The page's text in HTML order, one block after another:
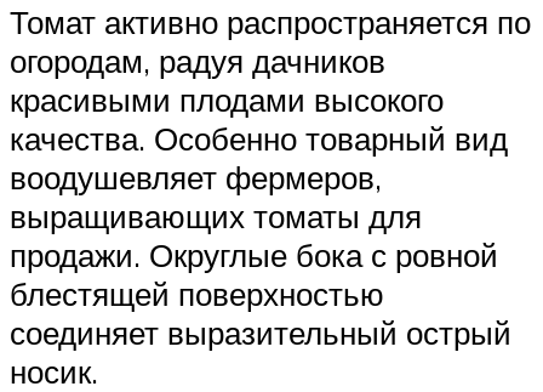
Томат активно распространяется по
огородам, радуя дачников
красивыми плодами высокого
качества. Особенно товарный вид
воодушевляет фермеров,
выращивающих томаты для
продажи. Округлые бока с ровной
блестящей поверхностью
соединяет выразительный острый
носик.